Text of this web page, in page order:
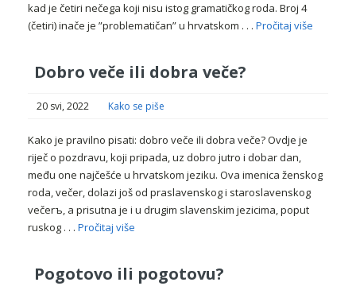
kad je četiri nečega koji nisu istog gramatičkog roda. Broj 4
(četiri) inače je ”problematičan” u hrvatskom . . . Pročitaj više
Dobro veče ili dobra veče?
20 svi, 2022 Kako se piše
Kako je pravilno pisati: dobro veče ili dobra veče? Ovdje je
riječ o pozdravu, koji pripada, uz dobro jutro i dobar dan,
među one najčešće u hrvatskom jeziku. Ova imenica ženskog
roda, večer, dolazi još od praslavenskog i staroslavenskog
večerъ, a prisutna je i u drugim slavenskim jezicima, poput
ruskog . . . Pročitaj više
Pogotovo ili pogotovu?